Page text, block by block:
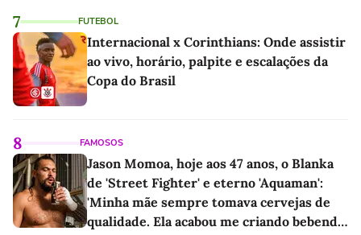
7 FUTEBOL
Internacional x Corinthians: Onde assistir
ao vivo, horário, palpite e escalações da
Copa do Brasil
8 FAMOSOS
Jason Momoa, hoje aos 47 anos, o Blanka
de 'Street Fighter' e eterno 'Aquaman':
'Minha mãe sempre tomava cervejas de
qualidade. Ela acabou me criando bebendo